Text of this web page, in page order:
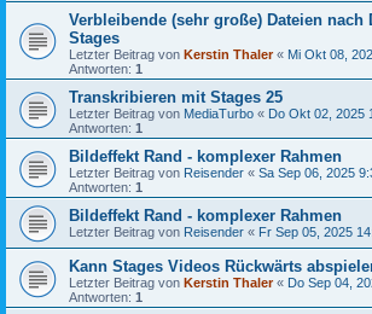
Verbleibende (sehr große) Dateien
Stages
Letzter Beitrag von Kerstin Thaler« Mi Okt 08,
Antworten: 1
Transkribieren mit Stages 25
Letzter Beitrag von MediaTurbo « Do Okt 02, 2025
Antworten: 1
Bildeffekt Rand - komplexer Rahmen
Letzter Beitrag von Reisender « Sa Sep 06, 2025
Antworten: 1
Bildeffekt Rand - komplexer Rahmen
Letzter Beitrag von Reisender « Fr Sep 05, 2025
Kann Stages Videos Rückwärts
Letzter Beitrag von Kerstin Thaler« Do Sep 04,
Antworten: 1